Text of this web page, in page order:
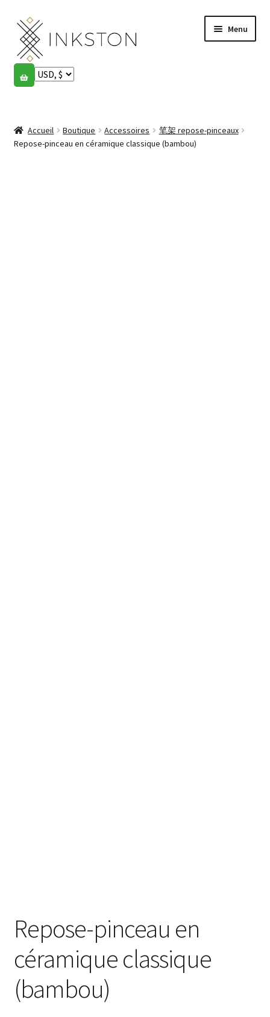
Aller
la
navigation
Aller
au
contenu
Menu
Boutique
menu
English
Accueil Boutique Accessoires
笔架 repose-pinceaux
Repose-pinceau en céramique classique (bambou)
Repose-pinceau en
céramique classique
(bambou)